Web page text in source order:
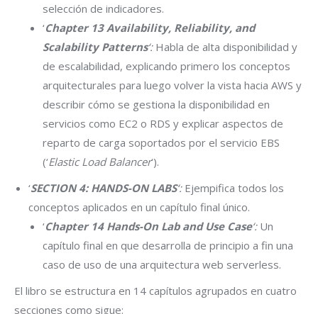
selección de indicadores.
‘Chapter 13 Availability, Reliability, and
Scalability Patterns‘: Habla de alta disponibilidad y
de escalabilidad, explicando primero los conceptos
arquitecturales para luego volver la vista hacia AWS y
describir cómo se gestiona la disponibilidad en
servicios como EC2 o RDS y explicar aspectos de
reparto de carga soportados por el servicio EBS
(‘Elastic Load Balancer‘).
‘SECTION 4: HANDS-ON LABS‘: Ejempifica todos los
conceptos aplicados en un capítulo final único.
‘Chapter 14 Hands-On Lab and Use Case‘: Un
capítulo final en que desarrolla de principio a fin una
caso de uso de una arquitectura web serverless.
El libro se estructura en 14 capítulos agrupados en cuatro
secciones como sigue: